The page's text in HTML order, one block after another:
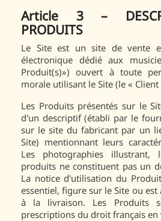
Article 3 –
PRODUITS
Le Site est un site de vente
électronique dédié aux
Produit(s)») ouvert à toute
morale utilisant le Site (le « Client
Les Produits présentés sur le
d'un descriptif (établi par le
sur le site du fabricant par un
Site) mentionnant leurs
Les photographies illustrant,
produits ne constituent pas un
La notice d'utilisation du
essentiel, figure sur le Site ou est
à la livraison. Les Produits
prescriptions du droit français en